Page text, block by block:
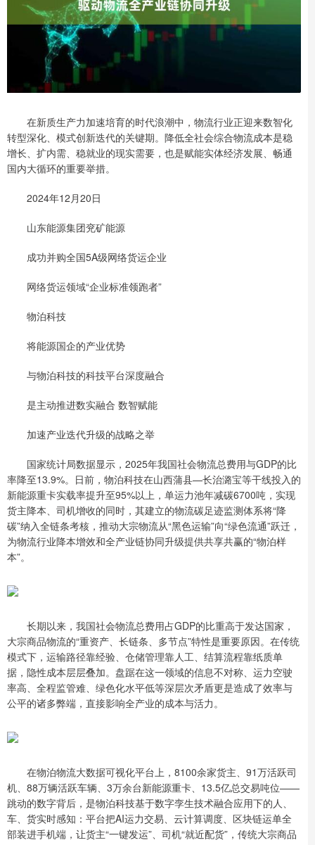
在新质生产力加速培育的时代浪潮中，物流行业正迎来数智化
转型深化、模式创新迭代的关键期。降低全社会综合物流成本是稳
增长、扩内需、稳就业的现实需要，也是赋能实体经济发展、畅通
国内大循环的重要举措。
2024年12月20日
山东能源集团兖矿能源
成功并购全国5A级网络货运企业
网络货运领域“企业标准领跑者”
物泊科技
将能源国企的产业优势
与物泊科技的科技平台深度融合
是主动推进数实融合 数智赋能
加速产业迭代升级的战略之举
国家统计局数据显示，2025年我国社会物流总费用与GDP的比
率降至13.9%。日前，物泊科技在山西蒲县—长治潞宝等干线投入的
新能源重卡实载率提升至95%以上，单运力池年减碳6700吨，实现
货主降本、司机增收的同时，其建立的物流碳足迹监测体系将“降
碳”纳入全链条考核，推动大宗物流从“黑色运输”向“绿色流通”跃迁，
为物流行业降本增效和全产业链协同升级提供共享共赢的“物泊样
本”。
长期以来，我国社会物流总费用占GDP的比重高于发达国家，
大宗商品物流的“重资产、长链条、多节点”特性是重要原因。在传统
模式下，运输路径靠经验、仓储管理靠人工、结算流程靠纸质单
据，隐性成本层层叠加。盘踞在这一领域的信息不对称、运力空驶
率高、全程监管难、绿色化水平低等深层次矛盾更是造成了效率与
公平的诸多弊端，直接影响全产业的成本与活力。
在物泊物流大数据可视化平台上，8100余家货主、91万活跃司
机、88万辆活跃车辆、3万余台新能源重卡、13.5亿总交易吨位——
跳动的数字背后，是物泊科技基于数字孪生技术融合应用下的人、
车、货实时感知：平台把AI运力交易、云计算调度、区块链运单全
部装进手机端，让货主“一键发运”、司机“就近配货”，传统大宗商品